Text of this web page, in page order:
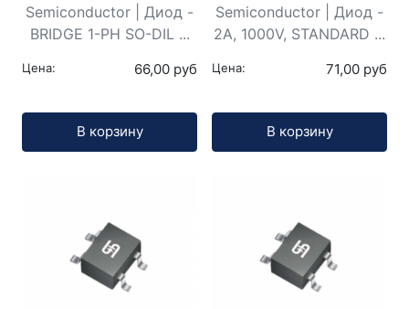
Semiconductor | Диод -
BRIDGE 1-PH SO-DIL ...
Цена: 66,00 руб
В корзину
Semiconductor | Диод -
2A, 1000V, STANDARD ...
Цена: 71,00 руб
В корзину